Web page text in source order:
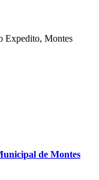
Expedito, Montes
de Montes